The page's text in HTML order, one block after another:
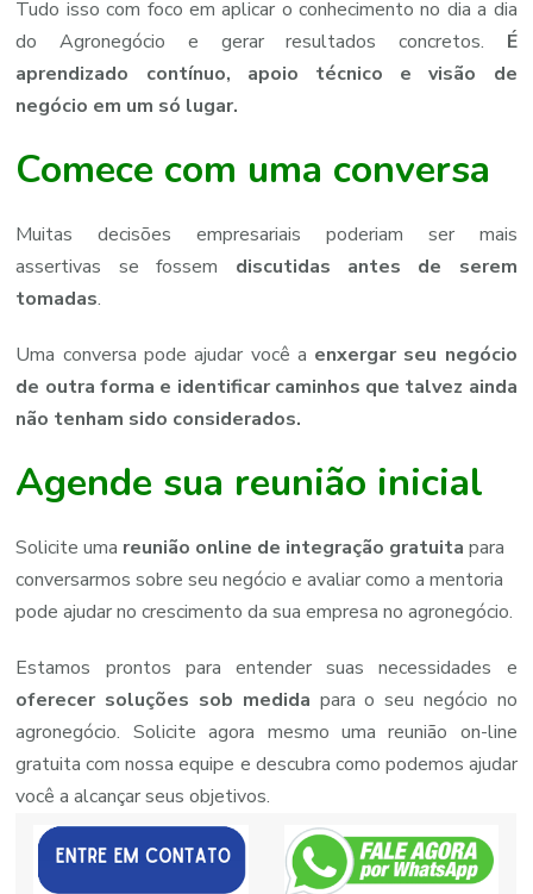
Tudo isso com foco em aplicar o conhecimento no dia a dia
do Agronegócio e gerar resultados concretos. É
aprendizado contínuo, apoio técnico e visão de
negócio em um só lugar.
Comece com uma conversa
Muitasdecisõesempresariais poderiam ser mais
assertivas
sefossem discutidas antes de serem
tomadas.
Uma conversa podeajudar você a enxergar seu negócio
de outra forma e identificarcaminhos que talvez ainda
não tenham sido considerados.
Agende sua reunião inicial
Soliciteuma reunião online de integração gratuita para
conversarmossobreseunegócioeavaliarcomoamentoria
podeajudarnocrescimentodasuaempresanoagronegócio.
Estamos prontos para entender suas necessidades e
oferecer soluções sob medida para o seu negócio no
agronegócio. Solicite agora mesmo uma reunião on-line
gratuita com nossa equipe e descubra como podemos ajudar
você a alcançar seus objetivos.